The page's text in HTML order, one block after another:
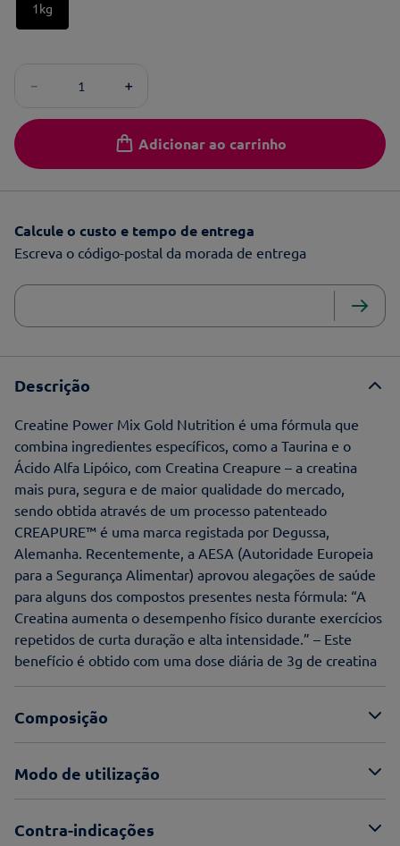
1kg
＋
－
Adicionar ao carrinho
Calcule o custo e tempo de entrega
Escreva o código-postal da morada de entrega
Descrição
Creatine Power Mix Gold Nutrition é uma fórmula que
combina ingredientes específicos, como a Taurina e o
Ácido Alfa Lipóico, com Creatina Creapure – a creatina
mais pura, segura e de maior qualidade do mercado,
sendo obtida através de um processo patenteado
CREAPURE™ é uma marca registada por Degussa,
Alemanha. Recentemente, a AESA (Autoridade Europeia
para a Segurança Alimentar) aprovou alegações de saúde
para alguns dos compostos presentes nesta fórmula: “A
Creatina aumenta o desempenho físico durante exercícios
repetidos de curta duração e alta intensidade.” – Este
benefício é obtido com uma dose diária de 3g de creatina
Composição
Modo de utilização
Contra-indicações